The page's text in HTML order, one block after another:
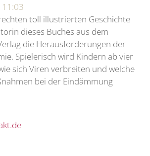
toll illustrierten Geschichte
dieses Buches aus dem
die Herausforderungen der
Spielerisch wird Kindern ab vier
sich Viren verbreiten und welche
bei der Eindämmung